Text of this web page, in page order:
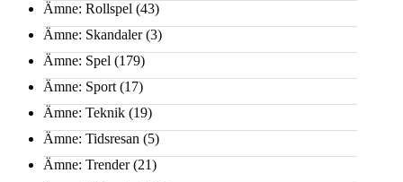
Ämne: Rollspel (43)
Ämne: Skandaler(3)
Ämne: Spel (179)
Ämne: Sport (17)
Ämne: Teknik (19)
Ämne: Tidsresan (5)
Ämne: Trender(21)